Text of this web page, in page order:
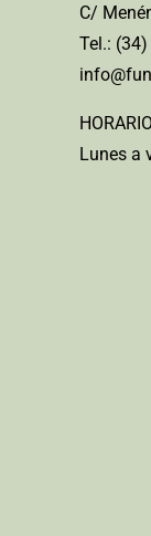
C/
Tel.:
Lunes a